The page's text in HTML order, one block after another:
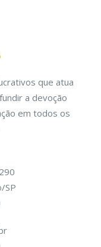
que atua
a devoção
em todos os
SP